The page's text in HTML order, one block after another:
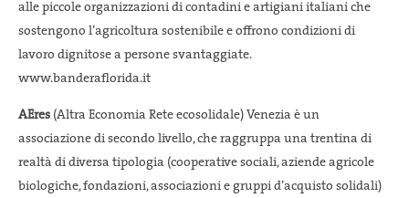
alle piccole organizzazioni di contadini e artigiani italiani che
sostengono l’agricoltura sostenibile e offrono condizioni di
lavoro dignitose a persone svantaggiate.
www.banderaflorida.it
AEres (Altra Economia Rete ecosolidale) Venezia è un
associazione di secondo livello, che raggruppa una trentina di
realtà di diversa tipologia (cooperative sociali, aziende agricole
biologiche, fondazioni, associazioni e gruppi d’acquisto solidali)